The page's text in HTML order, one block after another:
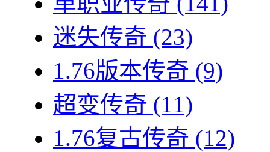
迷失传奇 (23)
1.76版本传奇 (9)
超变传奇 (11)
1.76复古传奇 (12)